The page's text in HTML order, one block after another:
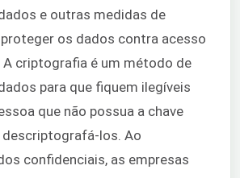
e outras medidas de
os dados contra acesso
criptografia é um método de
para que fiquem ilegíveis
que não possua a chave
descriptografá-los. Ao
confidenciais, as empresas